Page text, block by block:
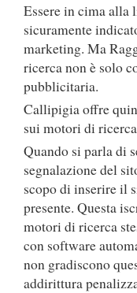
Essere in cima alla
sicuramente
marketing. Ma
ricerca non è solo
pubblicitaria.
Callipigia offre
sui motori di
Quando si parla di
segnalazione del
scopo di inserire il
presente. Questa
motori di ricerca
con software
non gradiscono
addirittura